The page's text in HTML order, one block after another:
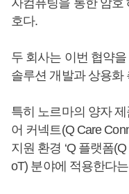
호다.
두 회사는 이번 협약
솔루션 개발과 상용화
특히 노르마의 양자 제
어 커넥트(Q Care
지원 환경 ‘Q 플랫폼
oT) 분야에 적용한다